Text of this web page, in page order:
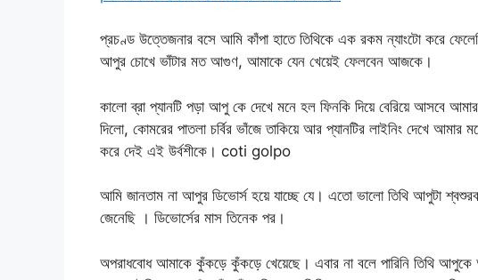
প্রচণ্ড উত্তেজনার বসে আমি কাঁপা হাতে তিথিকে এক রকম ন্যাংটো করে
আপুর চোখে ভাঁটার মত আগুণ, আমাকে যেন খেয়েই ফেলবেন আজকে।
কালো ব্রা প্যানটি পড়া আপু কে দেখে মনে হল ফিনকি দিয়ে বেরিয়ে আসবে
দিলো, কোমরের পাতলা চর্বির ভাঁজে তাকিয়ে আর প্যানটির লাইনিং দেখে আমার
করে দেই এই উর্বশীকে। coti golpo
আমি জানতাম না আপুর ডিভোর্স হয়ে যাচ্ছে যে। এতো ভালো তিথি আপুটা
জেনেছি । ডিভোর্সের মাস তিনেক পর।
অপরাধবোধ আমাকে কুঁকড়ে কুঁকড়ে খেয়েছে। এবার না বলে পারিনি তিথি